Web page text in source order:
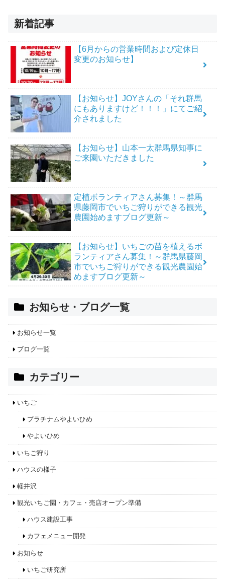
新着記事
【6月からの営業時間および定休日
変更のお知らせ】
【お知らせ】JOYさんの「それ群馬
にもありますけど！！！」にてご紹
介されました
【お知らせ】山本一太群馬県知事に
ご来園いただきました
定植ボランティアさん募集！～群馬
県藤岡市でいちご狩りができる観光
農園始めますブログ更新～
【お知らせ】いちごの苗を植えるボ
ランティアさん募集！～群馬県藤岡
市でいちご狩りができる観光農園始
めますブログ更新～
お知らせ・ブログ一覧
お知らせ一覧
ブログ一覧
カテゴリー
いちご
プラチナムやよいひめ
やよいひめ
いちご狩り
ハウスの様子
軽井沢
観光いちご園・カフェ・売店オープン準備
ハウス建設工事
カフェメニュー開発
お知らせ
いちご研究所